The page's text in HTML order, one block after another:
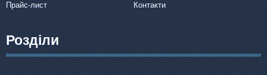
Прайс-лист
Контакти
Розділи